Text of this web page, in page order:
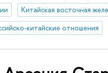
китайские отношения